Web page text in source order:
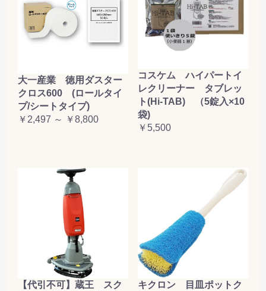
大一産業 徳用ダスター
クロス600 (ロールタイ
プ/シートタイプ)
￥2,497 ～ ￥8,800
コスケム ハイパートイ
レクリーナー タブレッ
ト(Hi-TAB) （5錠入×10
袋)
￥5,500
【代引不可】蔵王 スク
キクロン 目皿ポットク